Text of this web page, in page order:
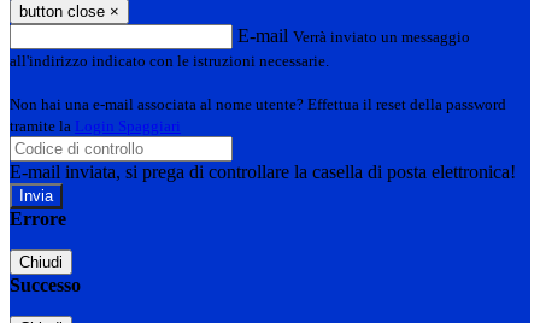
button close ×
E-mail Verrà inviato un messaggio
all'indirizzo indicato con le istruzioni necessarie.
Non hai una e-mail associata al nome utente? Effettua il reset della password
tramite la Login Spaggiari
E-mail inviata, si prega di controllare la casella di posta elettronica!
Errore
Chiudi
Successo